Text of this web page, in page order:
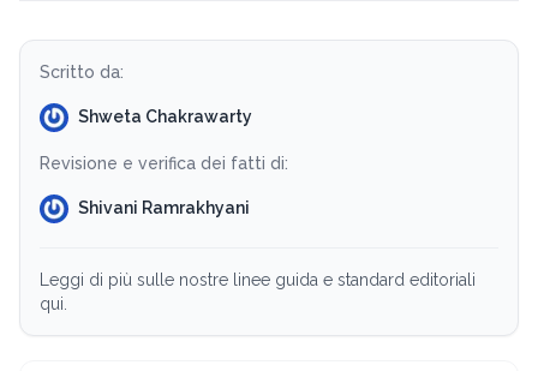
Scritto da:
Shweta Chakrawarty
Revisione e verifica dei fatti di:
Shivani Ramrakhyani
Leggi di più sulle nostre linee guida e standard editoriali
qui.